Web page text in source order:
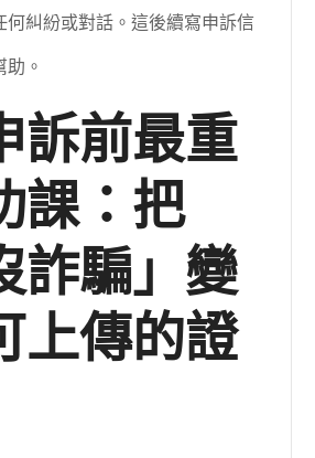
何糾紛或對話。這後續寫申訴信
。
訴前最重
課：把
詐騙」變
上傳的證